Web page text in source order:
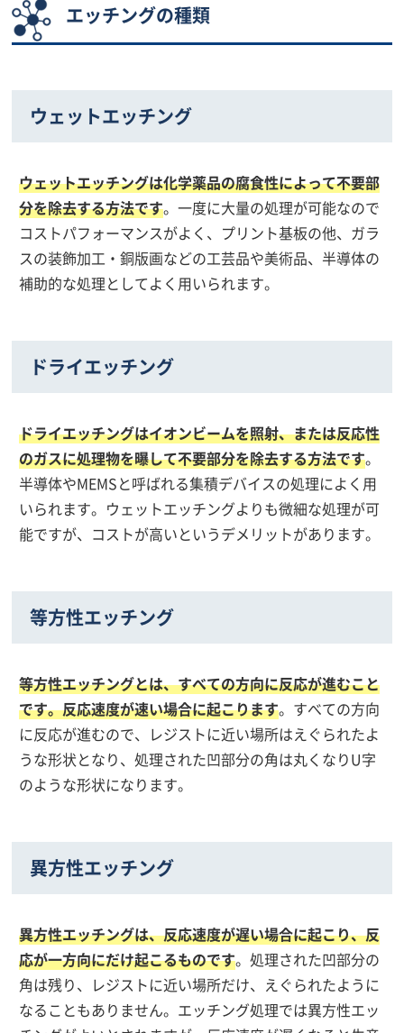
エッチングの種類
ウェットエッチング
ウェットエッチングは化学薬品の腐食性によって不要部
分を除去する方法です。一度に大量の処理が可能なので
コストパフォーマンスがよく、プリント基板の他、ガラ
スの装飾加工・銅版画などの工芸品や美術品、半導体の
補助的な処理としてよく用いられます。
ドライエッチング
ドライエッチングはイオンビームを照射、または反応性
のガスに処理物を曝して不要部分を除去する方法です。
半導体やMEMSと呼ばれる集積デバイスの処理によく用
いられます。ウェットエッチングよりも微細な処理が可
能ですが、コストが高いというデメリットがあります。
等方性エッチング
等方性エッチングとは、すべての方向に反応が進むこと
です。反応速度が速い場合に起こります。すべての方向
に反応が進むので、レジストに近い場所はえぐられたよ
うな形状となり、処理された凹部分の角は丸くなりU字
のような形状になります。
異方性エッチング
異方性エッチングは、反応速度が遅い場合に起こり、反
応が一方向にだけ起こるものです。処理された凹部分の
角は残り、レジストに近い場所だけ、えぐられたように
なることもありません。エッチング処理では異方性エッ